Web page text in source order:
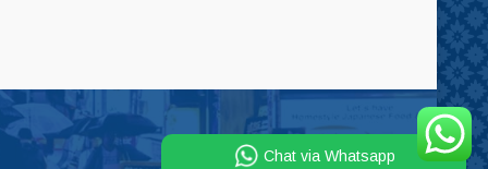
Chat via Whatsapp